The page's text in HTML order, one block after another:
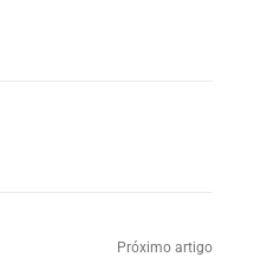
Próximo artigo